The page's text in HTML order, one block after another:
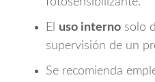
El uso interno solo
supervisión de un
Se recomienda